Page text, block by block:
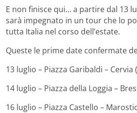
E non finisce qui… a partire dal 13
sarà impegnato in un tour che lo
tutta Italia nel corso dell’estate.
Queste le prime date confermate
13 luglio – Piazza Garibaldi – Cervia
14 luglio – Piazza della Loggia –
16 luglio – Piazza Castello –